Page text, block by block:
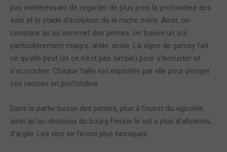
pas inintéressant de regarder de plus près la profondeur des
sols et le stade d’évolution de la roche mère. Ainsi, on
constate qu’au sommet des pentes, on trouve un sol
particulièrement maigre, aride, acide. La vigne de gamay fait
ce qu’elle peut (et ce n’est pas simple) pour s’incruster et
s’accrocher. Chaque faille est exploitée par elle pour plonger
ses racines en profondeur.
Dans la partie basse des pentes, plus à l’ouest du vignoble,
ainsi qu’au-dessous du bourg Fleurie le sol a plus d’alluvions,
d’argile. Les vins se feront plus tanniques.